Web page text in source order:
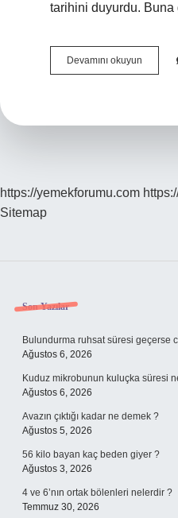
tarihini duyurdu.
Devamını okuyun
Ligi
https://yemekforumu.com
Sitemap
Sidebar
Son Yazılar
Bulundurma ruhsat süresi geçerse
Ağustos 6, 2026
Kuduz mikrobunun kuluçka süresi
Ağustos 6, 2026
Avazın çıktığı kadar ne demek ?
Ağustos 5, 2026
56 kilo bayan kaç beden giyer ?
Ağustos 3, 2026
4 ve 6’nın ortak bölenleri nelerdir ?
Temmuz 30, 2026